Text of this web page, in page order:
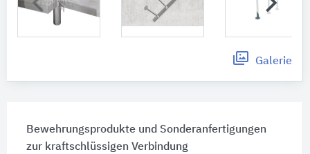
Galerie
Bewehrungsprodukte und Sonderanfertigungen
zur kraftschlüssigen Verbindung